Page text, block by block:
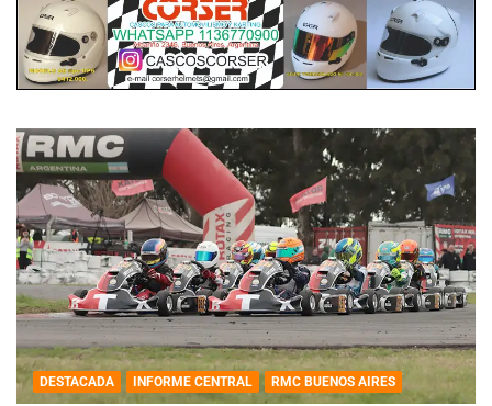
DESTACADA INFORME CENTRAL RMC BUENOS AIRES